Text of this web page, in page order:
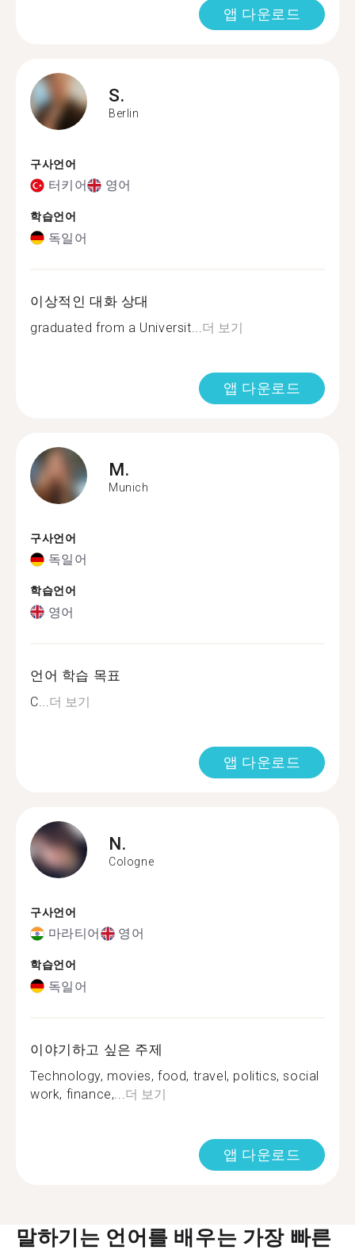
앱 다운로드
S.
Berlin
구사언어
터키어 영어
학습언어
독일어
이상적인 대화 상대
graduated from a Universit... 더 보기
앱 다운로드
M.
Munich
구사언어
독일어
학습언어
영어
언어 학습 목표
C... 더 보기
앱 다운로드
N.
Cologne
구사언어
마라티어 영어
학습언어
독일어
이야기하고 싶은 주제
Technology, movies, food, travel, politics, social
work, finance,... 더 보기
앱 다운로드
말하기는 언어를 배우는 가장 빠른